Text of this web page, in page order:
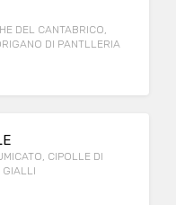
DEL CANTABRICO,
DI PANTLLERIA
CIPOLLE DI
GIALLI